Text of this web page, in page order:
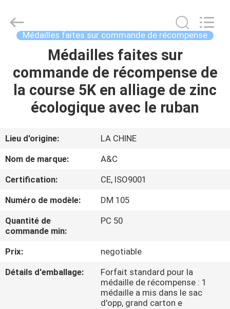
MAISON
PRODUITS
SUJET
DE
NOUS
VISITE
D'USINE
CONTRÔLE
DE
commande
Fournisseur.
Copyright
champs-
Rights
Médailles faites sur commande de récompense
Médailles faites sur
commande de récompense de
la course 5K en alliage de zinc
écologique avec le ruban
Lieu d'origine:
LA CHINE
Nom de marque:
A&C
Certification:
CE, ISO9001
Numéro de modèle:
DM 105
Quantité de
commande min:
PC 50
Prix:
negotiable
Détails d'emballage:
Forfait standard pour la
médaille de récompense : 1
médaille a mis dans le sac
d'opp, grand carton e